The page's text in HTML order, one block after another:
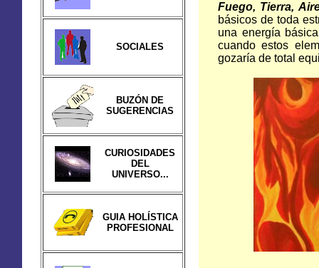
SOCIALES
BUZÓN DE
SUGERENCIAS
CURIOSIDADES
DEL
UNIVERSO...
GUIA HOLÍSTICA
PROFESIONAL
Fuego, Tierra,
básicos de toda
una energía
cuando estos
gozaría de total